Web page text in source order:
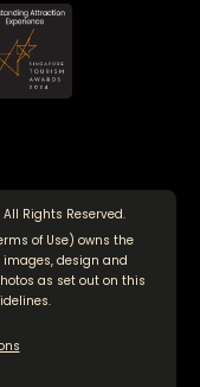
Rights Reserved.
of Use) owns the
images, design and
as set out on this